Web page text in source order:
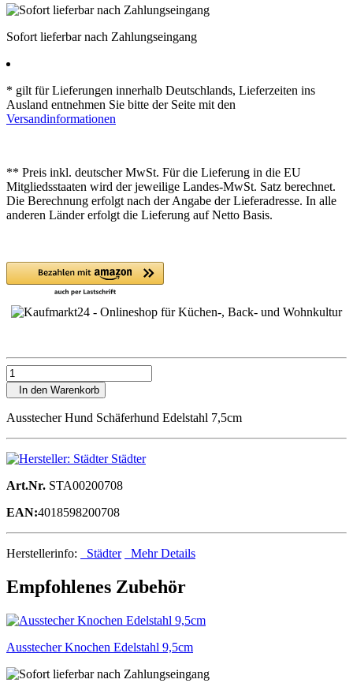
Sofort lieferbar nach Zahlungseingang
* gilt für Lieferungen innerhalb Deutschlands, Lieferzeiten ins
Ausland entnehmen Sie bitte der Seite mit den
Versandinformationen
** Preis inkl. deutscher MwSt. Für die Lieferung in die EU
Mitgliedsstaaten wird der jeweilige Landes-MwSt. Satz berechnet.
Die Berechnung erfolgt nach der Angabe der Lieferadresse. In alle
anderen Länder erfolgt die Lieferung auf Netto Basis.
In den Warenkorb
Ausstecher Hund Schäferhund Edelstahl 7,5cm
Städter
Art.Nr. STA00200708
EAN:4018598200708
Herstellerinfo: Städter Mehr Details
Empfohlenes Zubehör
Ausstecher Knochen Edelstahl 9,5cm